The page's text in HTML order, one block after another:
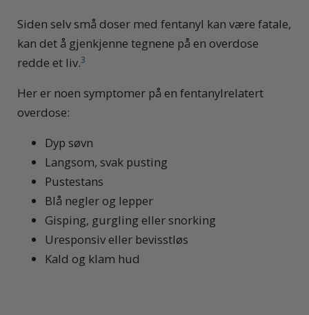
Siden selv små doser med fentanyl kan være fatale,
kan det å gjenkjenne tegnene på en overdose
redde et liv.3
Her er noen symptomer på en fentanylrelatert
overdose:
Dyp søvn
Langsom, svak pusting
Pustestans
Blå negler og lepper
Gisping, gurgling eller snorking
Uresponsiv eller bevisstløs
Kald og klam hud